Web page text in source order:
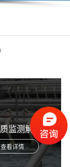
监测解决方案
查看详情